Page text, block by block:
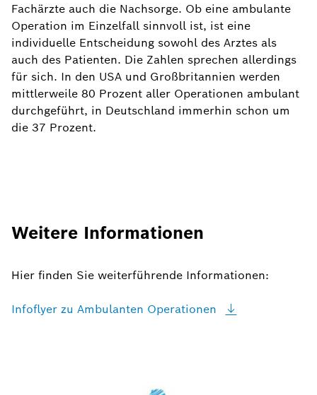
Fachärzte auch die Nachsorge. Ob eine ambulante
Operation im Einzelfall sinnvoll ist, ist eine
individuelle Entscheidung sowohl des Arztes als
auch des Patienten. Die Zahlen sprechen allerdings
für sich. In den USA und Großbritannien werden
mittlerweile 80 Prozent aller Operationen ambulant
durchgeführt, in Deutschland immerhin schon um
die 37 Prozent.
Weitere Informationen
Hier finden Sie weiterführende Informationen:
Infoflyer zu Ambulanten Operationen